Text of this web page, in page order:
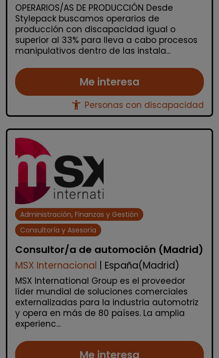
OPERARIOS/AS DE PRODUCCIÓN Desde
Stylepack buscamos operarios de
producción con discapacidad igual o
superior al 33% para lleva a cabo procesos
manipulativos dentro de las instala...
Me interesa
accessibility_new Personas con discapacidad
Administración, Finanzas y Gestión
Consultoría y Asesoría
Consultor/a de automoción (Madrid)
MSX Internacional | España(Madrid)
MSX International Group es el proveedor
líder mundial de soluciones comerciales
externalizadas para la industria automotriz
y opera en más de 80 países. La amplia
experienc...
Me interesa